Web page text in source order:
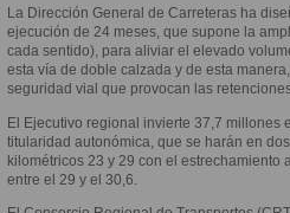
La Dirección General de Carreteras ha
ejecución de 24 meses, que supone la
cada sentido), para aliviar el elevado
esta vía de doble calzada y de esta
seguridad vial que provocan las
El Ejecutivo regional invierte 37,7 millones
titularidad autonómica, que se harán en
kilométricos 23 y 29 con el estrechamiento
entre el 29 y el 30,6.